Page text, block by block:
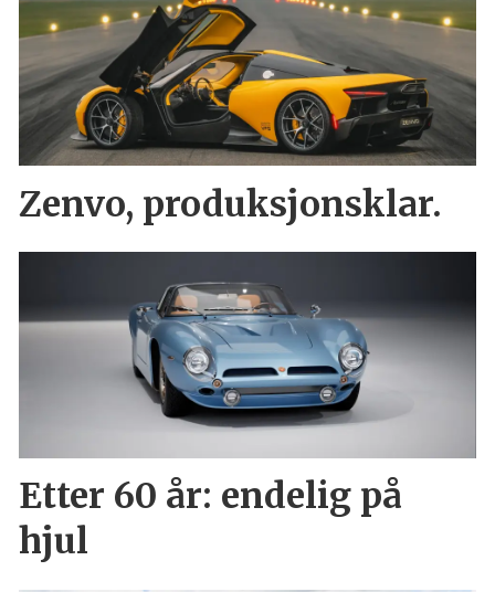
Zenvo, produksjonsklar.
Etter 60 år: endelig på
hjul